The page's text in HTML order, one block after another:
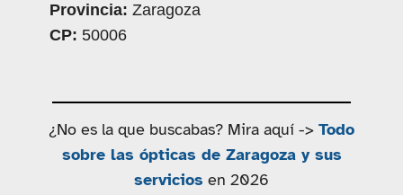
Provincia: Zaragoza
CP: 50006
¿No es la que buscabas? Mira aquí -> Todo
sobre las ópticas de Zaragoza y sus
servicios en 2026